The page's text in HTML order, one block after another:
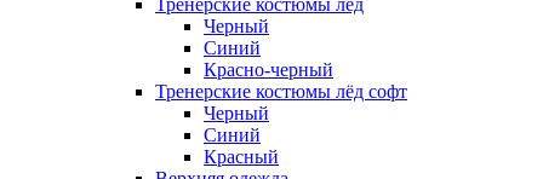
Тренерские костюмы лёд
Черный
Синий
Красно-черный
Тренерские костюмы лёд софт
Черный
Синий
Красный